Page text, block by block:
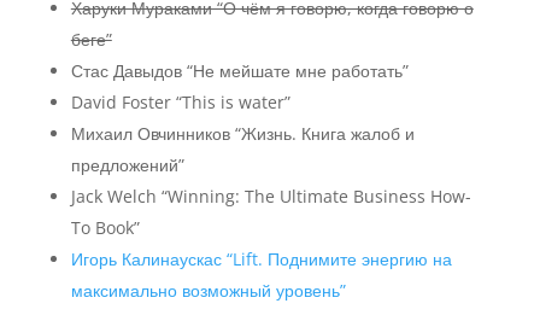
Харуки Мураками “О чём я говорю, когда говорю о
беге”
Стас Давыдов “Не мейшате мне работать”
David Foster “This is water”
Михаил Овчинников “Жизнь. Книга жалоб и
предложений”
Jack Welch “Winning: The Ultimate Business How-
To Book”
Игорь Калинаускас “Lift. Поднимите энергию на
максимально возможный уровень”